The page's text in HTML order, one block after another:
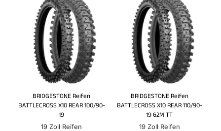
BRIDGESTONE Reifen
BATTLECROSS X10 REAR 100/90-
19
19 Zoll Reifen
BRIDGESTONE Reifen
BATTLECROSS X10 REAR 110/90-
19 62M TT
19 Zoll Reifen